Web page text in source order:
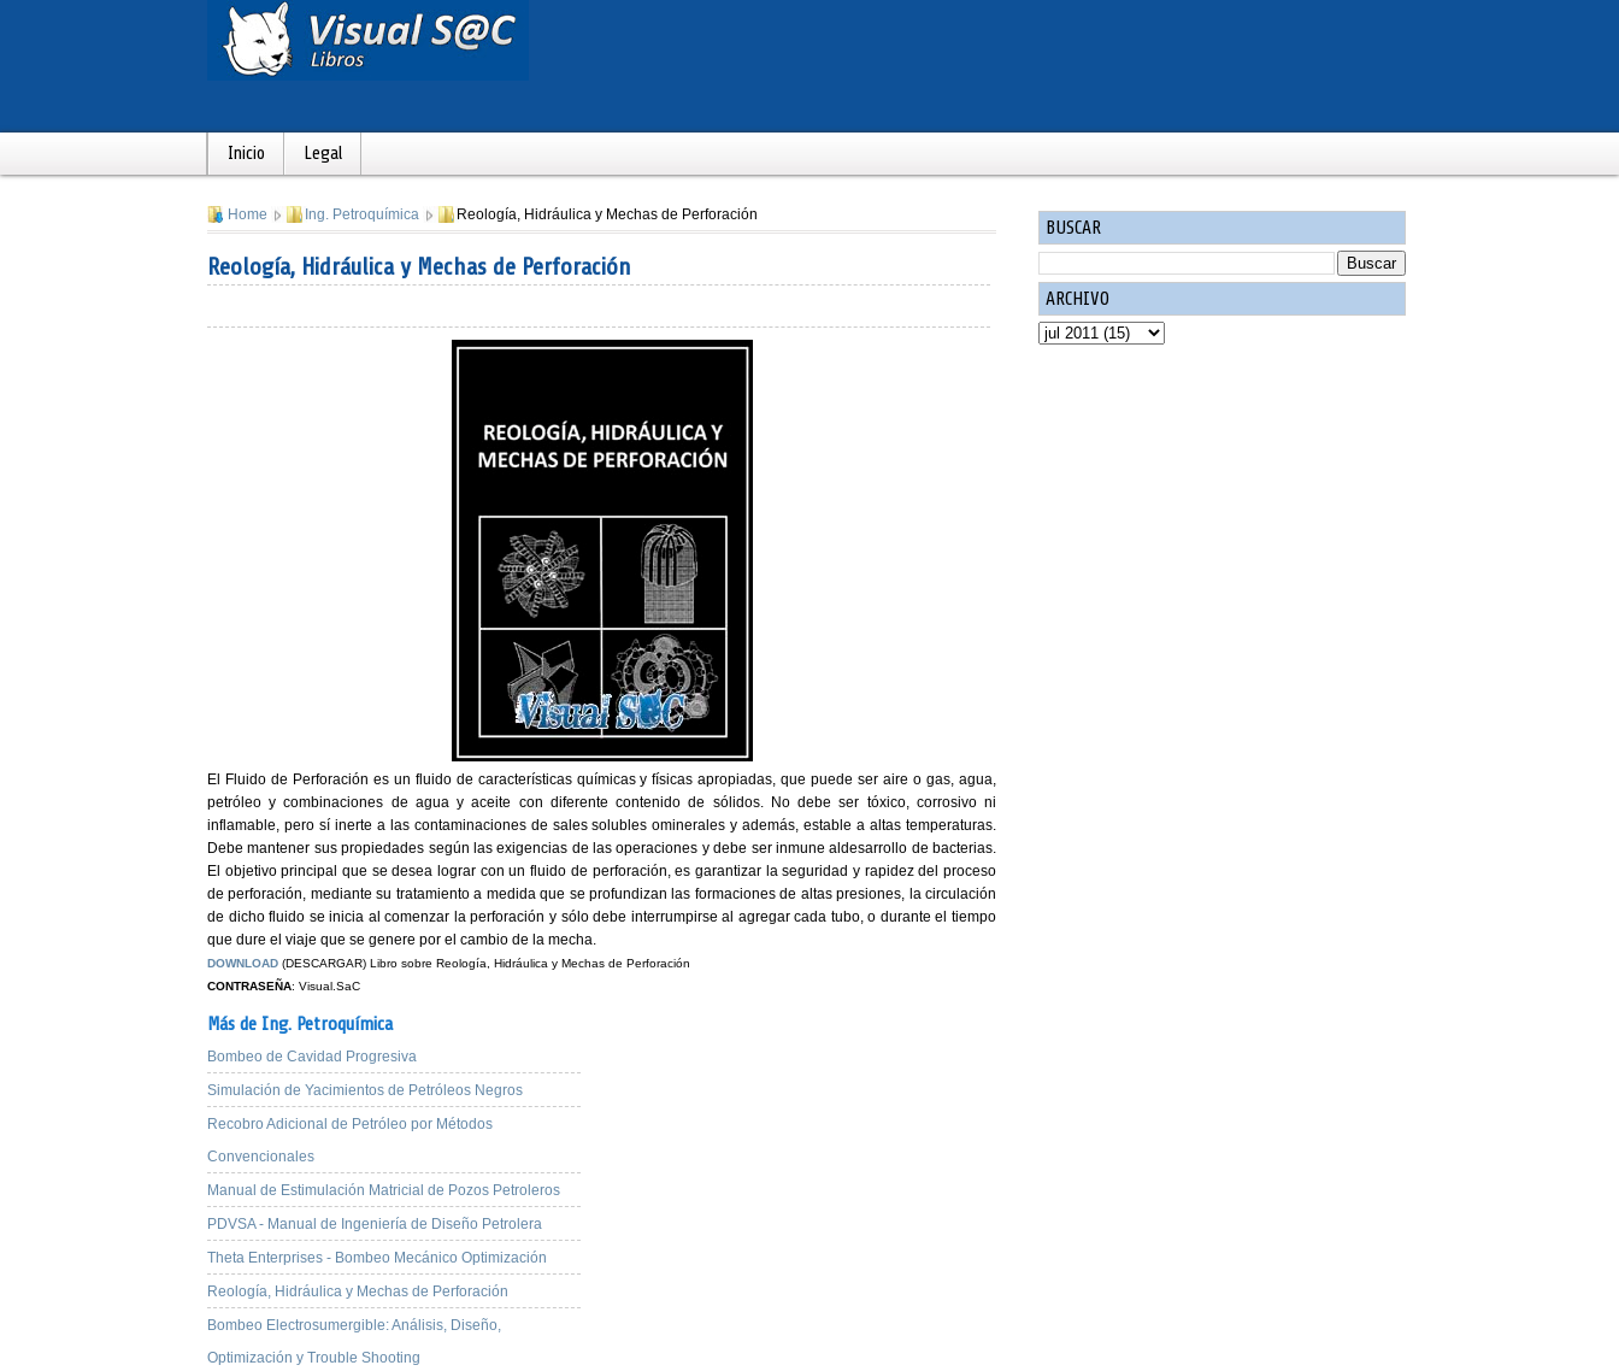
Inicio Legal
Home Ing. Petroquímica Reología, Hidráulica y Mechas de Perforación
Reología, Hidráulica y Mechas de Perforación
El Fluido de Perforación es un fluido de características químicas y físicas apropiadas, que puede ser aire o gas, agua,
petróleo y combinaciones de agua y aceite con diferente contenido de sólidos. No debe ser tóxico, corrosivo ni
inflamable, pero sí inerte a las contaminaciones de sales solubles ominerales y además, estable a altas temperaturas.
Debe mantener sus propiedades según las exigencias de las operaciones y debe ser inmune aldesarrollo de bacterias.
El objetivo principal que se desea lograr con un fluido de perforación, es garantizar la seguridad y rapidez del proceso
de perforación, mediante su tratamiento a medida que se profundizan las formaciones de altas presiones, la circulación
de dicho fluido se inicia al comenzar la perforación y sólo debe interrumpirse al agregar cada tubo, o durante el tiempo
que dure el viaje que se genere por el cambio de la mecha.
DOWNLOAD (DESCARGAR) Libro sobre Reología, Hidráulica y Mechas de Perforación
CONTRASEÑA: Visual.SaC
Más de Ing. Petroquímica
Bombeo de Cavidad Progresiva
Simulación de Yacimientos de Petróleos Negros
Recobro Adicional de Petróleo por Métodos
Convencionales
Manual de Estimulación Matricial de Pozos Petroleros
PDVSA - Manual de Ingeniería de Diseño Petrolera
Theta Enterprises - Bombeo Mecánico Optimización
Reología, Hidráulica y Mechas de Perforación
Bombeo Electrosumergible: Análisis, Diseño,
Optimización y Trouble Shooting
BUSCAR
ARCHIVO